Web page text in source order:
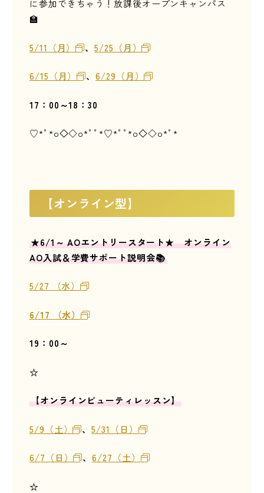
に参加できちゃう！放課後オープンキャンパス
🏫
5/11（月） 、5/25（月）
6/15（月） 、6/29（月）
17 ：00～18：30
♡*ﾟ*o◇◇o*ﾟﾟ*♡*ﾟﾟ*o◇◇o*ﾟ*
【オンライン型】
★6/1～ AOエントリースタート★ オンライン
AO入試＆学費サポート説明会📚
5/27 （水）
6/17 （水）
19：00～
☆
【オンラインビューティレッスン】
5/9（土） 、5/31（日）
6/7（日） 、6/27（土）
☆